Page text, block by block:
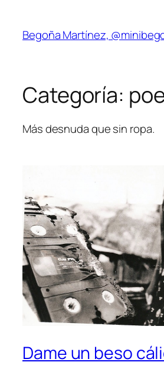
contenido
Begoña Martínez,
Categoría:
Más desnuda que sin ropa.
Dame un beso